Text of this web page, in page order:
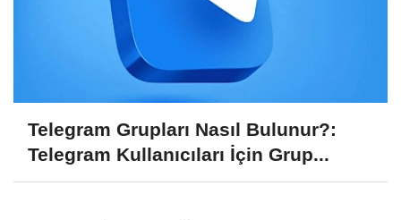
Telegram Grupları Nasıl Bulunur?:
Telegram Kullanıcıları İçin Grup...